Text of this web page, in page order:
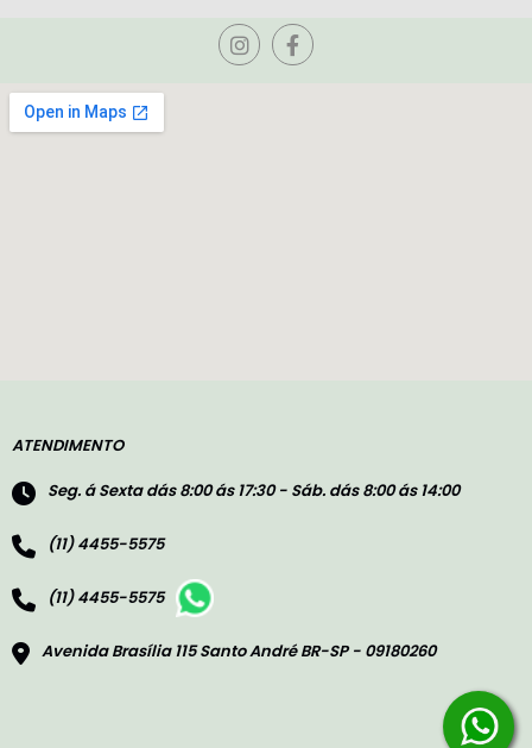
ATENDIMENTO
Seg. á Sexta dás 8:00 ás 17:30 - Sáb. dás 8:00 ás 14:00
(11) 4455-5575
(11) 4455-5575
Avenida Brasília 115 Santo André BR-SP - 09180260